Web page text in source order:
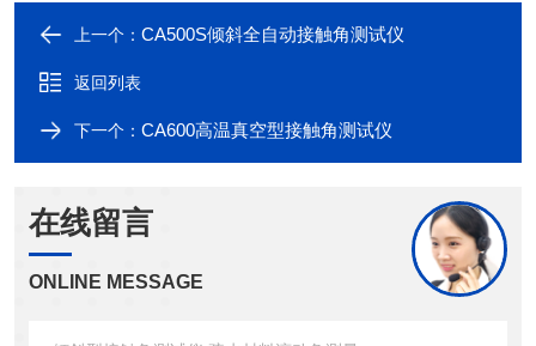
上一个： CA500S倾斜全自动接触角测试仪
返回列表
下一个： CA600高温真空型接触角测试仪
在线留言
ONLINE MESSAGE